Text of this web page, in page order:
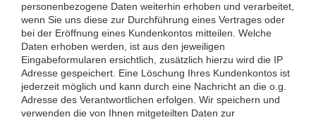
personenbezogene Daten weiterhin erhoben und verarbeitet,
wenn Sie uns diese zur Durchführung eines Vertrages oder
bei der Eröffnung eines Kundenkontos mitteilen. Welche
Daten erhoben werden, ist aus den jeweiligen
Eingabeformularen ersichtlich, zusätzlich hierzu wird die IP
Adresse gespeichert. Eine Löschung Ihres Kundenkontos ist
jederzeit möglich und kann durch eine Nachricht an die o.g.
Adresse des Verantwortlichen erfolgen. Wir speichern und
verwenden die von Ihnen mitgeteilten Daten zur